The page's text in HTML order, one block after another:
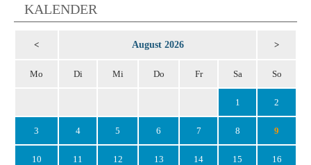
KALENDER
< August 2026 >
Mo Di Mi Do Fr Sa So
1 2
3 4 5 6 7 8 9
10 11 12 13 14 15 16